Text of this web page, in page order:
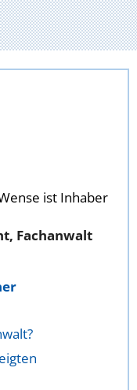
ist Inhaber
Fachanwalt